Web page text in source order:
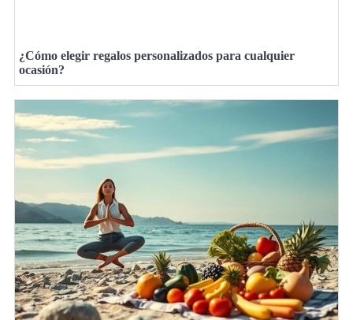
¿Cómo elegir regalos personalizados para cualquier
ocasión?